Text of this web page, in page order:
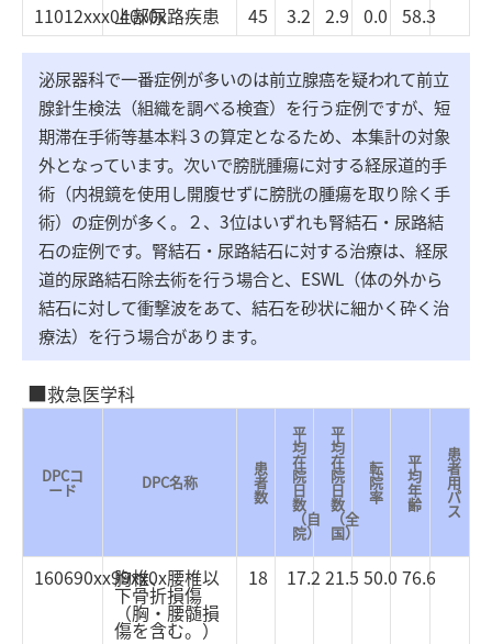
11012xxx040x0x上部尿路疾患 45 3.2 2.9 0.0 58.3
泌尿器科で一番症例が多いのは前立腺癌を疑われて前立
腺針生検法（組織を調べる検査）を行う症例ですが、短
期滞在手術等基本料３の算定となるため、本集計の対象
外となっています。次いで膀胱腫瘍に対する経尿道的手
術（内視鏡を使用し開腹せずに膀胱の腫瘍を取り除く手
術）の症例が多く。２、3位はいずれも腎結石・尿路結
石の症例です。腎結石・尿路結石に対する治療は、経尿
道的尿路結石除去術を行う場合と、ESWL（体の外から
結石に対して衝撃波をあて、結石を砂状に細かく砕く治
療法）を行う場合があります。
救急医学科
DPCコ
ード DPC名称
患
者
数
平
均
在
院
日
数
（自
院）
平
均
在
院
日
数
（全
国）
転
院
率
平
均
年
齢
患
者
用
パ
ス
160690xx99xx0x胸椎、腰椎以
下骨折損傷
（胸・腰髄損
傷を含む。）
18 17.2 21.5 50.0 76.6